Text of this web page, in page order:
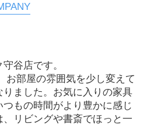
谷店です。
ました。お気に入りの家具
もの時間がより豊かに感じ
リビングや書斎でほっと一